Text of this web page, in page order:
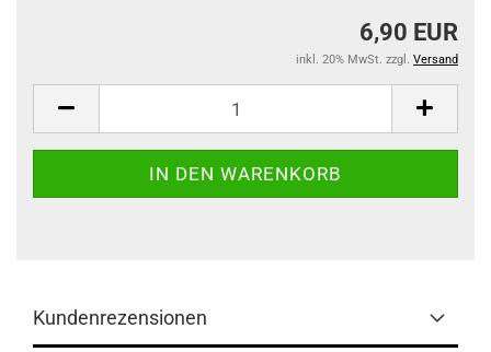
6,90 EUR
inkl. 20% MwSt. zzgl. Versand
Kundenrezensionen